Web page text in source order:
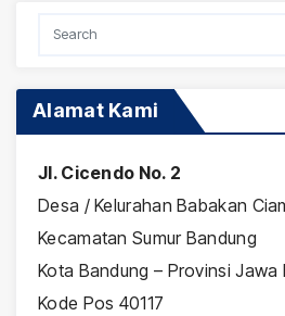
Alamat Kami
Jl. Cicendo No. 2
Desa / Kelurahan Babakan
Kecamatan Sumur Bandung
Kota Bandung – Provinsi Jawa
Kode Pos 40117